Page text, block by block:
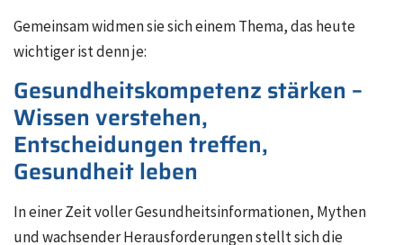
Gemeinsam widmen sie sich einem Thema, das heute
wichtiger ist denn je:
Gesundheitskompetenz stärken –
Wissen verstehen,
Entscheidungen treffen,
Gesundheit leben
In einer Zeit voller Gesundheitsinformationen, Mythen
und wachsender Herausforderungen stellt sich die